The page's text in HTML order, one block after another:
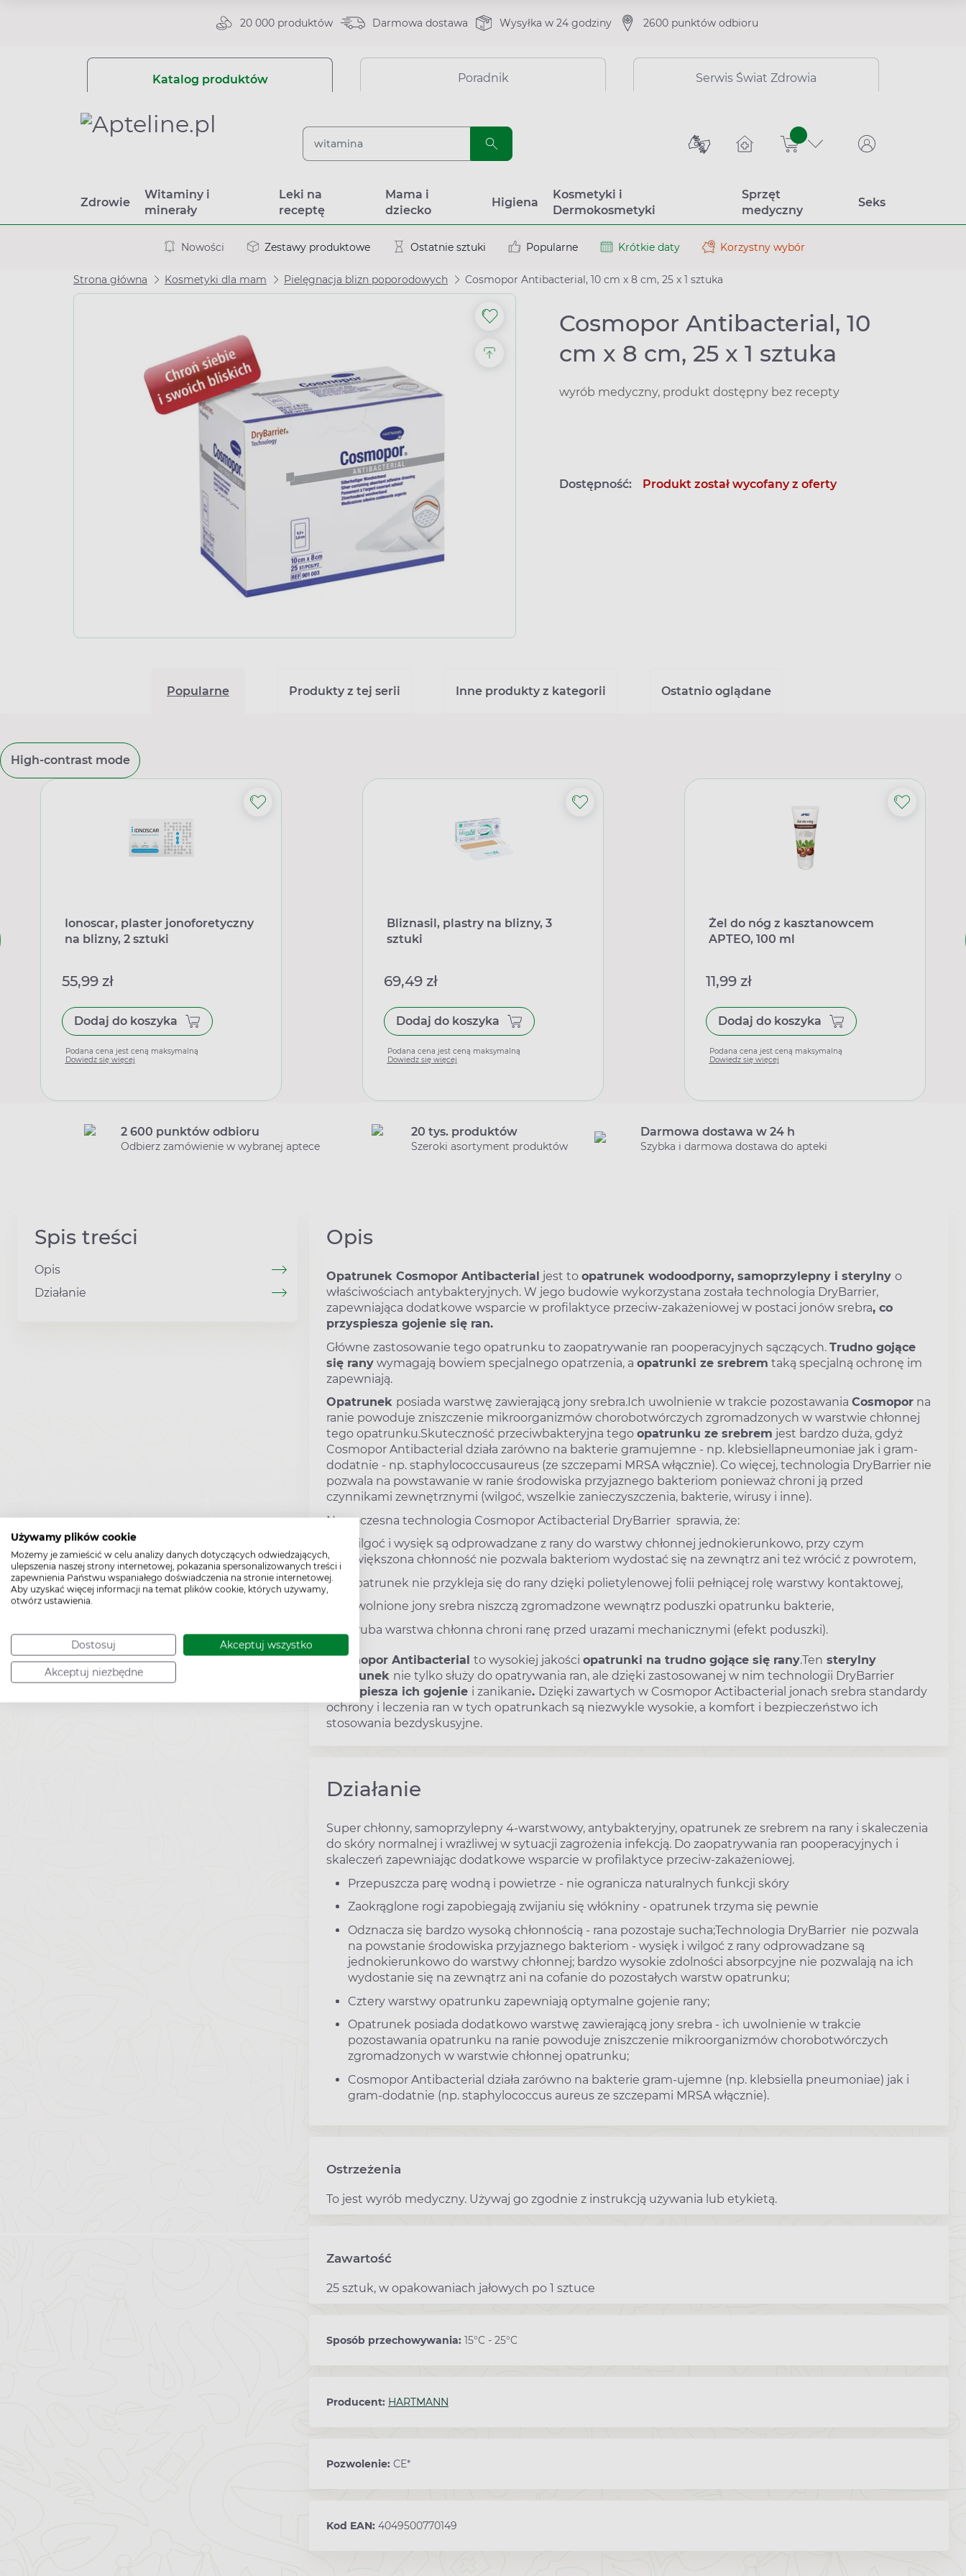
Używamy plików cookie
Możemy je zamieścić w celu analizy danych dotyczących odwiedzających,
ulepszenia naszej strony internetowej, pokazania spersonalizowanych treści i
zapewnienia Państwu wspaniałego doświadczenia na stronie internetowej.
Aby uzyskać więcej informacji na temat plików cookie, których używamy,
otwórz ustawienia.
Dostosuj Akceptuj wszystko
Akceptuj niezbędne
20 000 produktów Darmowa dostawa Wysyłka w 24 godziny 2600 punktów odbioru
Katalog produktów Poradnik Serwis Świat Zdrowia
sztuk
Zdrowie
Witaminy i
minerały
Leki na
receptę
Mama i
dziecko
Higiena
Kosmetyki i
Dermokosmetyki
Sprzęt
medyczny
Seks
Nowości Zestawy produktowe Ostatnie sztuki Popularne Krótkie daty Korzystny wybór
Strona główna Kosmetyki dla mam Pielęgnacja blizn poporodowych Cosmopor Antibacterial, 10 cm x 8 cm, 25 x 1 sztuka
Cosmopor Antibacterial, 10
cm x 8 cm, 25 x 1 sztuka
wyrób medyczny, produkt dostępny bez recepty
Dostępność: Produkt został wycofany z oferty
Popularne Produkty z tej serii Inne produkty z kategorii Ostatnio oglądane
High-contrast mode
Ionoscar, plaster jonoforetyczny
na blizny, 2 sztuki
55,99 zł
Dodaj do koszyka
Podana cena jest ceną maksymalną
Dowiedz się więcej
Bliznasil, plastry na blizny, 3
sztuki
69,49 zł
Dodaj do koszyka
Podana cena jest ceną maksymalną
Dowiedz się więcej
Żel do nóg z kasztanowcem
APTEO, 100 ml
11,99 zł
Dodaj do koszyka
Podana cena jest ceną maksymalną
Dowiedz się więcej
2 600 punktów odbioru
Odbierz zamówienie w wybranej aptece
20 tys. produktów
Szeroki asortyment produktów
Darmowa dostawa w 24 h
Szybka i darmowa dostawa do apteki
Spis treści
Opis
Działanie
Opis
Opatrunek Cosmopor Antibacterial jest to opatrunek wodoodporny, samoprzylepny i sterylny o
właściwościach antybakteryjnych. W jego budowie wykorzystana została technologia DryBarrier,
zapewniająca dodatkowe wsparcie w profilaktyce przeciw-zakażeniowej w postaci jonów srebra, co
przyspiesza gojenie się ran.
Główne zastosowanie tego opatrunku to zaopatrywanie ran pooperacyjnych sączących. Trudno gojące
się rany wymagają bowiem specjalnego opatrzenia, a opatrunki ze srebrem taką specjalną ochronę im
zapewniają.
Opatrunek posiada warstwę zawierającą jony srebra.Ich uwolnienie w trakcie pozostawania Cosmopor na
ranie powoduje zniszczenie mikroorganizmów chorobotwórczych zgromadzonych w warstwie chłonnej
tego opatrunku.Skuteczność przeciwbakteryjna tego opatrunku ze srebrem jest bardzo duża, gdyż
Cosmopor Antibacterial działa zarówno na bakterie gramujemne - np. klebsiellapneumoniae jak i gram-
dodatnie - np. staphylococcusaureus (ze szczepami MRSA włącznie). Co więcej, technologia DryBarrier nie
pozwala na powstawanie w ranie środowiska przyjaznego bakteriom ponieważ chroni ją przed
czynnikami zewnętrznymi (wilgoć, wszelkie zanieczyszczenia, bakterie, wirusy i inne).
Nowoczesna technologia Cosmopor Actibacterial DryBarrier sprawia, że:
wilgoć i wysięk są odprowadzane z rany do warstwy chłonnej jednokierunkowo, przy czym
zwiększona chłonność nie pozwala bakteriom wydostać się na zewnątrz ani też wrócić z powrotem,
opatrunek nie przykleja się do rany dzięki polietylenowej folii pełniącej rolę warstwy kontaktowej,
uwolnione jony srebra niszczą zgromadzone wewnątrz poduszki opatrunku bakterie,
gruba warstwa chłonna chroni ranę przed urazami mechanicznymi (efekt poduszki).
Cosmopor Antibacterial to wysokiej jakości opatrunki na trudno gojące się rany.Ten sterylny
opatrunek nie tylko służy do opatrywania ran, ale dzięki zastosowanej w nim technologii DryBarrier
przyspiesza ich gojenie i zanikanie. Dzięki zawartych w Cosmopor Actibacterial jonach srebra standardy
ochrony i leczenia ran w tych opatrunkach są niezwykle wysokie, a komfort i bezpieczeństwo ich
stosowania bezdyskusyjne.
Działanie
Super chłonny, samoprzylepny 4-warstwowy, antybakteryjny, opatrunek ze srebrem na rany i skaleczenia
do skóry normalnej i wrażliwej w sytuacji zagrożenia infekcją. Do zaopatrywania ran pooperacyjnych i
skaleczeń zapewniając dodatkowe wsparcie w profilaktyce przeciw-zakażeniowej.
Przepuszcza parę wodną i powietrze - nie ogranicza naturalnych funkcji skóry
Zaokrąglone rogi zapobiegają zwijaniu się włókniny - opatrunek trzyma się pewnie
Odznacza się bardzo wysoką chłonnością - rana pozostaje sucha;Technologia DryBarrier nie pozwala
na powstanie środowiska przyjaznego bakteriom - wysięk i wilgoć z rany odprowadzane są
jednokierunkowo do warstwy chłonnej; bardzo wysokie zdolności absorpcyjne nie pozwalają na ich
wydostanie się na zewnątrz ani na cofanie do pozostałych warstw opatrunku;
Cztery warstwy opatrunku zapewniają optymalne gojenie rany;
Opatrunek posiada dodatkowo warstwę zawierającą jony srebra - ich uwolnienie w trakcie
pozostawania opatrunku na ranie powoduje zniszczenie mikroorganizmów chorobotwórczych
zgromadzonych w warstwie chłonnej opatrunku;
Cosmopor Antibacterial działa zarówno na bakterie gram-ujemne (np. klebsiella pneumoniae) jak i
gram-dodatnie (np. staphylococcus aureus ze szczepami MRSA włącznie).
Ostrzeżenia
To jest wyrób medyczny. Używaj go zgodnie z instrukcją używania lub etykietą.
Zawartość
25 sztuk, w opakowaniach jałowych po 1 sztuce
Sposób przechowywania: 15°C - 25°C
Producent: HARTMANN
Pozwolenie: CE*
Kod EAN: 4049500770149